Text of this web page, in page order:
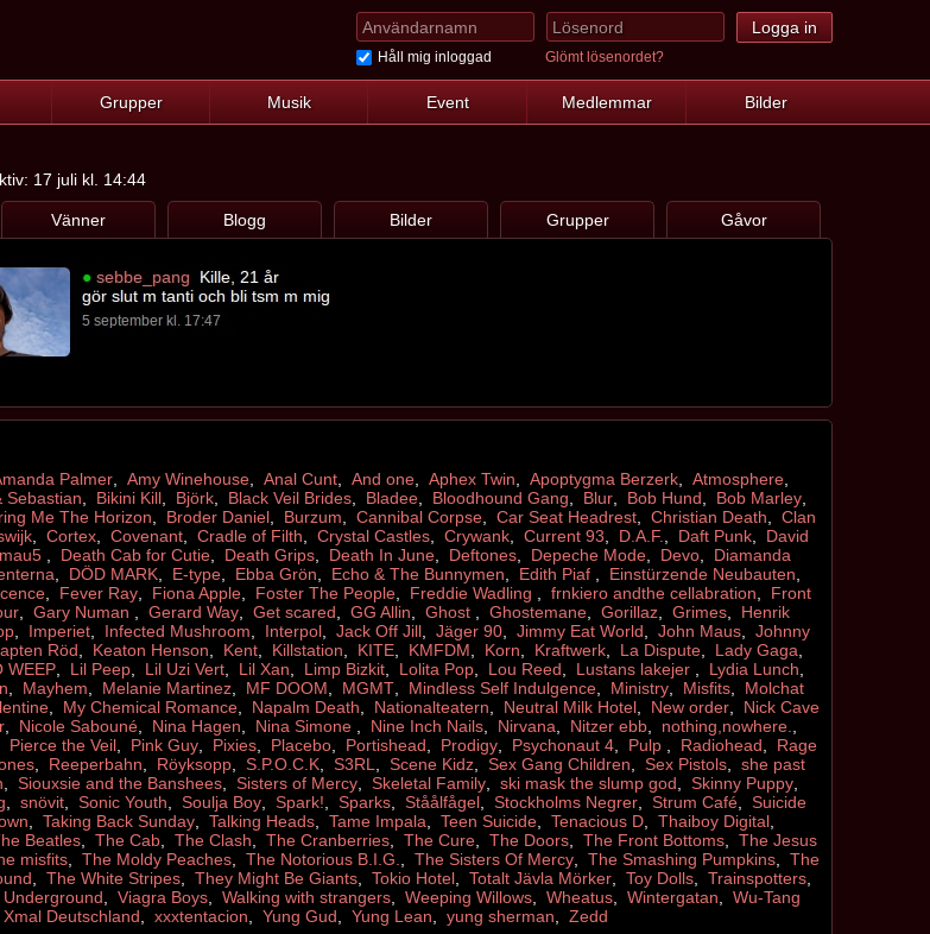
Håll mig inloggad Glömt lösenordet?
Grupper Musik Event Medlemmar Bilder
17 juli kl. 14:44
Vänner Blogg Bilder Grupper Gåvor
Palmer, Amy Winehouse, Anal Cunt, And one, Aphex Twin Apoptygma Berzerk, Atmosphere,
Sebastian Bikini Kill, Björk, Black Veil Brides, Bladee, Bloodhound Gang Blur, Bob Hund Bob Marley,
Me The Horizon Broder Daniel, Burzum Cannibal Corpse, Car Seat Headrest, Christian Death
Clan
Cortex Covenant Cradle of Filth Crystal Castles Crywank Current 93 D.A.F. Daft Punk
David
Death Cab for Cutie Death Grips Death In June Deftones Depeche Mode Devo
Diamanda
DÖD MARK, E-type, Ebba Grön Echo & The Bunnymen Edith Piaf Einstürzende Neubauten
Fever Ray Fiona Apple Foster The People Freddie Wadling frnkiero andthe cellabration
Front
Gary Numan Gerard Way Get scared GG Allin Ghost Ghostemane Gorillaz Grimes
Henrik
Imperiet Infected Mushroom Interpol Jack Off Jill Jäger 90 Jimmy Eat World John Maus
Johnny
Röd Keaton Henson Kent, Killstation KITE, KMFDM Korn Kraftwerk, La Dispute, Lady Gaga
WEEP, Lil Peep, Lil Uzi Vert, Lil Xan Limp Bizkit, Lolita Pop, Lou Reed Lustans lakejer Lydia Lunch
Mayhem Melanie Martinez, MF DOOM MGMT, Mindless Self Indulgence, Ministry, Misfits, Molchat
My Chemical Romance Napalm Death Nationalteatern Neutral Milk Hotel New order
Nick Cave
, Nicole Sabouné, Nina Hagen Nina Simone Nine Inch Nails, Nirvana Nitzer ebb, nothing,nowhere.
Pierce the Veil, Pink Guy, Pixies, Placebo, Portishead Prodigy, Psychonaut 4, Pulp Radiohead
Rage
Reeperbahn Röyksopp S.P.O.C.K S3RL Scene Kidz Sex Gang Children Sex Pistols
she past
Siouxsie and the Banshees, Sisters of Mercy, Skeletal Family, ski mask the slump god Skinny Puppy,
snövit, Sonic Youth Soulja Boy, Spark! Sparks, Ståålfågel, Stockholms Negrer, Strum Café, Suicide
Taking Back Sunday, Talking Heads, Tame Impala Teen Suicide, Tenacious D, Thaiboy Digital,
Beatles, The Cab, The Clash The Cranberries, The Cure, The Doors, The Front Bottoms, The Jesus
misfits The Moldy Peaches The Notorious B.I.G. The Sisters Of Mercy The Smashing Pumpkins
The
The White Stripes, They Might Be Giants, Tokio Hotel, Totalt Jävla Mörker, Toy Dolls, Trainspotters,
Underground Viagra Boys Walking with strangers Weeping Willows Wheatus Wintergatan
Wu-Tang
Xmal Deutschland xxxtentacion Yung Gud Yung Lean yung sherman Zedd